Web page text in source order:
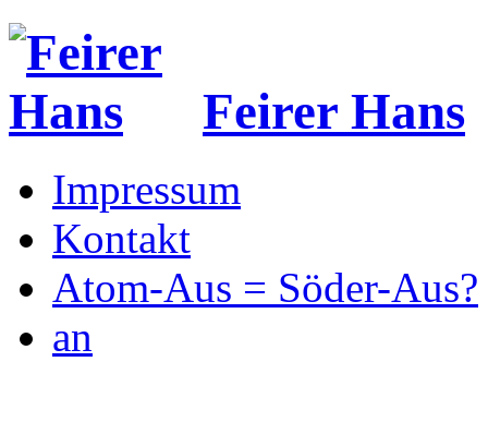
Feirer Hans
Impressum
Kontakt
Atom-Aus = Söder-Aus?
an